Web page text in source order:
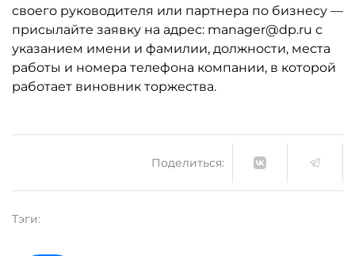
своего руководителя или партнера по бизнесу —
присылайте заявку на адрес: manager@dp.ru с
указанием имени и фамилии, должности, места
работы и номера телефона компании, в которой
работает виновник торжества.
Поделиться:
Тэги: